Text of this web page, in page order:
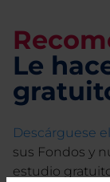
Le
Descárguese
sus Fondos y
estudio